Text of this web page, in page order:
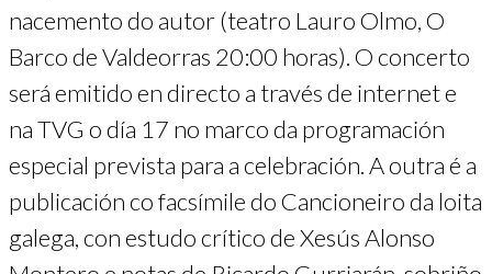
nacemento do autor (teatro Lauro Olmo, O
Barco de Valdeorras 20:00 horas). O concerto
será emitido en directo a través de internet e
na TVG o día 17 no marco da programación
especial prevista para a celebración. A outra é a
publicación co facsímile do Cancioneiro da loita
galega, con estudo crítico de Xesús Alonso